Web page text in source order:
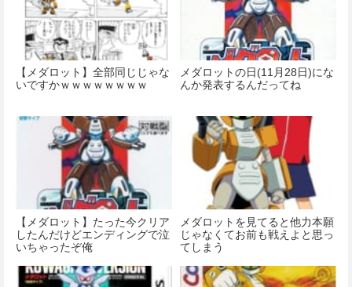
【メダロット】全部同じじゃな
いですかｗｗｗｗｗｗｗｗ
メダロットの日(11月28日)にな
んか発表するんだってね
【メダロット】たった今クリア
したんだけどエンディングで泣
いちゃったぞ俺
メダロットを見てると他力本願
じゃなくてお前も戦えよと思っ
てしまう